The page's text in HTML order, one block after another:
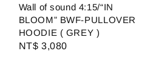
Wall of sound 4:15/“IN
BLOOM” BWF-PULLOVER
HOODIE ( GREY )
Regular
NT$ 3,080